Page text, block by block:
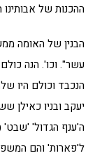
ההכנות של
הבנין של האומה
עשר". וכו'. הנה
הנכבד וכולם היו
יעקב ובניו כאילן
ה'ענף הגדול' 'שבט'
ל'פארות' והם